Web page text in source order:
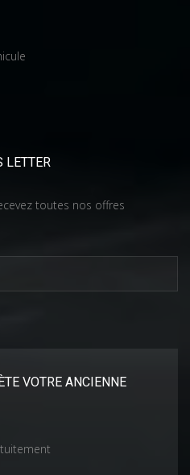
LETTER
toutes nos offres
VOTRE ANCIENNE